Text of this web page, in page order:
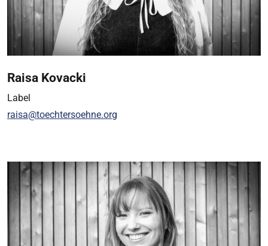
Raisa Kovacki
Label
raisa@toechtersoehne.org